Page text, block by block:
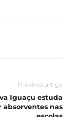
Próximo artigo
Iguaçu estuda
nas